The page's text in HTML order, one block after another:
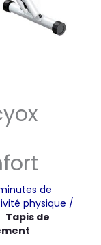
de
physique /
Tapis de